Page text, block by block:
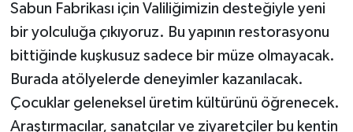
Sabun Fabrikası için Valiliğimizin desteğiyle yeni
bir yolculuğa çıkıyoruz. Bu yapının restorasyonu
bittiğinde kuşkusuz sadece bir müze olmayacak.
Burada atölyelerde deneyimler kazanılacak.
Çocuklar geleneksel üretim kültürünü öğrenecek.
Araştırmacılar, sanatçılar ve ziyaretçiler bu kentin